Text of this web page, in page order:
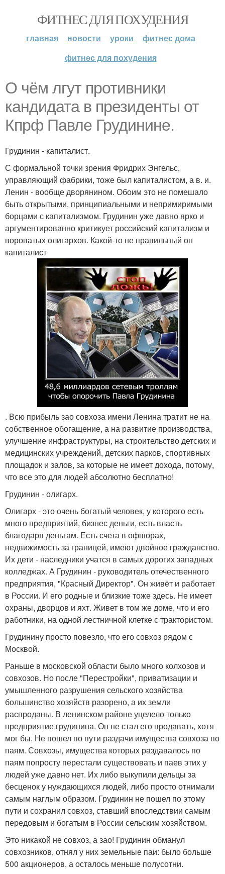
ФИТНЕС ДЛЯ ПОХУДЕНИЯ
главная новости уроки
фитнес дома
фитнес для похудения
О чём лгут противники
кандидата в президенты от
Кпрф Павле Грудинине.
Грудинин - капиталист.
С формальной точки зрения Фридрих Энгельс,
управляющий фабрики, тоже был капиталистом, а в. и.
Ленин - вообще дворянином. Обоим это не помешало
быть открытыми, принципиальными и непримиримыми
борцами с капитализмом. Грудинин уже давно ярко и
аргументированно критикует российский капитализм и
вороватых олигархов. Какой-то не правильный он
капиталист
. Всю прибыль зао совхоза имени Ленина тратит не на
собственное обогащение, а на развитие производства,
улучшение инфраструктуры, на строительство детских и
медицинских учреждений, детских парков, спортивных
площадок и залов, за которые не имеет дохода, потому,
что все это для людей абсолютно бесплатно!
Грудинин - олигарх.
Олигарх - это очень богатый человек, у которого есть
много предприятий, бизнес деньги, есть власть
благодаря деньгам. Есть счета в офшорах,
недвижимость за границей, имеют двойное гражданство.
Их дети - наследники учатся в самых дорогих западных
колледжах. А Грудинин - руководитель отечественного
предприятия, "Красный Директор". Он живёт и работает
в России. И его родные и близкие тоже здесь. Не имеет
охраны, дворцов и яхт. Живет в том же доме, что и его
работники, на одной лестничной клетке с трактористом.
Грудинину просто повезло, что его совхоз рядом с
Москвой.
Раньше в московской области было много колхозов и
совхозов. Но после "Перестройки", приватизации и
умышленного разрушения сельского хозяйства
большинство хозяйств разорено, а их земли
распроданы. В ленинском районе уцелело только
предприятие грудинина. Он не стал его продавать, хотя
мог бы. Не пошел по пути раздачи имущества совхоза по
паям. Совхозы, имущества которых раздавалось по
паям попросту перестали существовать и паев этих у
людей уже давно нет. Их либо выкупили дельцы за
бесценок у нуждающихся людей, либо просто отнимали
самым наглым образом. Грудинин не пошел по этому
пути и сохранил совхоз, ставший впоследствии самым
передовым и богатым в России сельским хозяйством.
Это никакой не совхоз, а зао! Грудинин обманул
совхозников, отнял у них земельные паи: было больше
500 акционеров, а осталось меньше полусотни.